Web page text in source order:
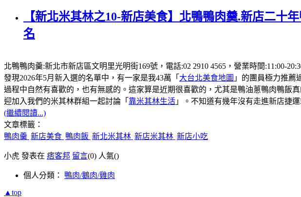
【新北米其林之10-新店美食】北鴨鴨肉羹.新店二十
名
北鴨鴨肉羹:新北市新店區文明里光明街169號，電話:02 2910 4565，營業時間:11:00-
發現2026年5月新入選的名單中，有一家是我43萬「 大台北美食地圖 」的團員極力推薦
過程中自然有喜歡的，也有無感的。這家算是近期很喜歡的，尤其是鴨油蔥鴨肉鴨飯
迎加入我們的米其林群組一起討論「 靠米其林生活 」。不知道有幾年沒有走進新店捷
(繼續閱讀...)
文章標籤：
鴨肉羹 新店美食 鴨肉飯 新北米其林 新店米其林 新店小吃
小虎 發表在 痞客邦 留言(0) 人氣()
個人分類： 鴨肉/鵝肉/雞肉
▲top